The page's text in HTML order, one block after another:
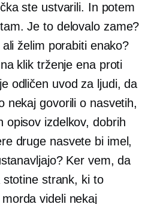
ste ustvarili. In potem
Je to delovalo zame?
želim porabiti enako?
klik trženje ena proti
odličen uvod za ljudi, da
nekaj govorili o nasvetih,
opisov izdelkov, dobrih
druge nasvete bi imel,
Ker vem, da
strank, ki to
videli nekaj